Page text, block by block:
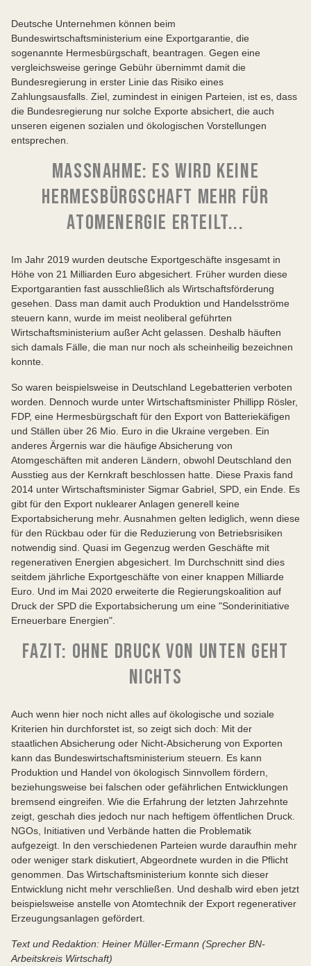
Deutsche Unternehmen können beim
Bundeswirtschaftsministerium eine Exportgarantie, die
sogenannte Hermesbürgschaft, beantragen. Gegen eine
vergleichsweise geringe Gebühr übernimmt damit die
Bundesregierung in erster Linie das Risiko eines
Zahlungsausfalls. Ziel, zumindest in einigen Parteien, ist es, dass
die Bundesregierung nur solche Exporte absichert, die auch
unseren eigenen sozialen und ökologischen Vorstellungen
entsprechen.
MASSNAHME: ES WIRD KEINE H
ERMESBÜRGSCHAFT MEHR FÜR A
TOMENERGIE ERTEILT...
Im Jahr 2019 wurden deutsche Exportgeschäfte insgesamt in
Höhe von 21 Milliarden Euro abgesichert. Früher wurden diese
Exportgarantien fast ausschließlich als Wirtschaftsförderung
gesehen. Dass man damit auch Produktion und Handelsströme
steuern kann, wurde im meist neoliberal geführten
Wirtschaftsministerium außer Acht gelassen. Deshalb häuften
sich damals Fälle, die man nur noch als scheinheilig bezeichnen
konnte.
So waren beispielsweise in Deutschland Legebatterien verboten
worden. Dennoch wurde unter Wirtschaftsminister Phillipp Rösler,
FDP, eine Hermesbürgschaft für den Export von Batteriekäfigen
und Ställen über 26 Mio. Euro in die Ukraine vergeben. Ein
anderes Ärgernis war die häufige Absicherung von
Atomgeschäften mit anderen Ländern, obwohl Deutschland den
Ausstieg aus der Kernkraft beschlossen hatte. Diese Praxis fand
2014 unter Wirtschaftsminister Sigmar Gabriel, SPD, ein Ende. Es
gibt für den Export nuklearer Anlagen generell keine
Exportabsicherung mehr. Ausnahmen gelten lediglich, wenn diese
für den Rückbau oder für die Reduzierung von Betriebsrisiken
notwendig sind. Quasi im Gegenzug werden Geschäfte mit
regenerativen Energien abgesichert. Im Durchschnitt sind dies
seitdem jährliche Exportgeschäfte von einer knappen Milliarde
Euro. Und im Mai 2020 erweiterte die Regierungskoalition auf
Druck der SPD die Exportabsicherung um eine "Sonderinitiative
Erneuerbare Energien".
FAZIT: OHNE DRUCK VON UNTEN GEHT
NICHTS
Auch wenn hier noch nicht alles auf ökologische und soziale
Kriterien hin durchforstet ist, so zeigt sich doch: Mit der
staatlichen Absicherung oder Nicht-Absicherung von Exporten
kann das Bundeswirtschaftsministerium steuern. Es kann
Produktion und Handel von ökologisch Sinnvollem fördern,
beziehungsweise bei falschen oder gefährlichen Entwicklungen
bremsend eingreifen. Wie die Erfahrung der letzten Jahrzehnte
zeigt, geschah dies jedoch nur nach heftigem öffentlichen Druck.
NGOs, Initiativen und Verbände hatten die Problematik
aufgezeigt. In den verschiedenen Parteien wurde daraufhin mehr
oder weniger stark diskutiert, Abgeordnete wurden in die Pflicht
genommen. Das Wirtschaftsministerium konnte sich dieser
Entwicklung nicht mehr verschließen. Und deshalb wird eben jetzt
beispielsweise anstelle von Atomtechnik der Export regenerativer
Erzeugungsanlagen gefördert.
Text und Redaktion: Heiner Müller-Ermann (Sprecher BN-
Arbeitskreis Wirtschaft)